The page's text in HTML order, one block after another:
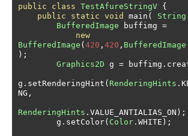
public class TestAfureStringV {
public
static void main ( String
BufferedImage buffimg =
new
BufferedImage ( 420 , 420 , BufferedImage
);
Graphics2D g = buffimg .
g . setRenderingHint ( RenderingHints .
NG ,
RenderingHints . VALUE_ANTIALIAS_ON );
        g
. setColor( Color . WHITE );